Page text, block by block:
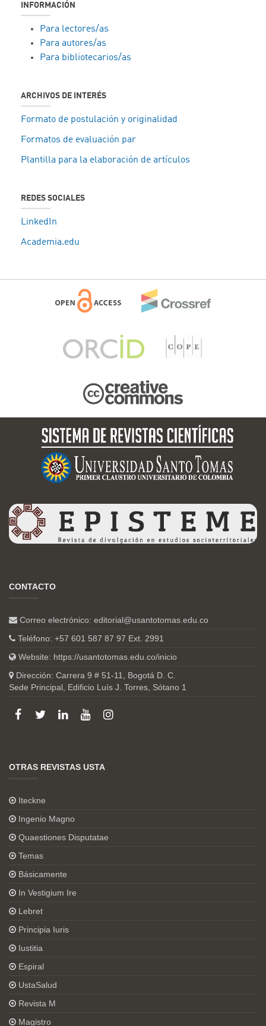
INFORMACIÓN
Para lectores/as
Para autores/as
Para bibliotecarios/as
ARCHIVOS DE INTERÉS
Formato de postulación y originalidad
Formatos de evaluación par
Plantilla para la elaboración de artículos
REDES SOCIALES
LinkedIn
Academia.edu
CONTACTO
Correo electrónico: editorial@usantotomas.edu.co
Teléfono: +57 601 587 87 97 Ext. 2991
Website: https://usantotomas.edu.co/inicio
Dirección: Carrera 9 # 51-11, Bogotá D. C.
Sede Principal, Edificio Luís J. Torres, Sótano 1
OTRAS REVISTAS USTA
Iteckne
Ingenio Magno
Quaestiones Disputatae
Temas
Básicamente
In Vestigium Ire
Lebret
Principia Iuris
Iustitia
Espiral
UstaSalud
Revista M
Magistro